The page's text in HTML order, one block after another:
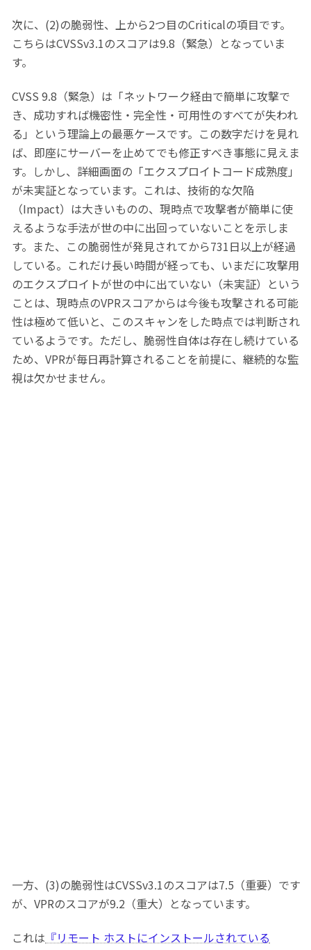
次に、(2)の脆弱性、上から2つ目のCriticalの項目です。
こちらはCVSSv3.1のスコアは9.8（緊急）となっていま
す。
CVSS 9.8（緊急）は「ネットワーク経由で簡単に攻撃で
き、成功すれば機密性・完全性・可用性のすべてが失われ
る」という理論上の最悪ケースです。この数字だけを見れ
ば、即座にサーバーを止めてでも修正すべき事態に見えま
す。しかし、詳細画面の「エクスプロイトコード成熟度」
が未実証となっています。これは、技術的な欠陥
（Impact）は大きいものの、現時点で攻撃者が簡単に使
えるような手法が世の中に出回っていないことを示しま
す。また、この脆弱性が発見されてから731日以上が経過
している。これだけ長い時間が経っても、いまだに攻撃用
のエクスプロイトが世の中に出ていない（未実証）という
ことは、現時点のVPRスコアからは今後も攻撃される可能
性は極めて低いと、このスキャンをした時点では判断され
ているようです。ただし、脆弱性自体は存在し続けている
ため、VPRが毎日再計算されることを前提に、継続的な監
視は欠かせません。
一方、(3)の脆弱性はCVSSv3.1のスコアは7.5（重要）です
が、VPRのスコアが9.2（重大）となっています。
これは 『リモート ホストにインストールされている